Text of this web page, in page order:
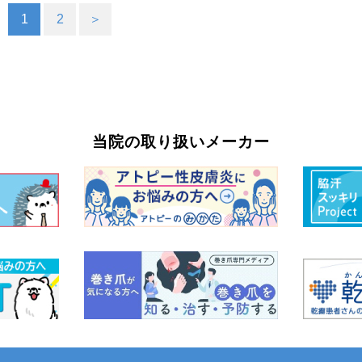
1 2 ＞
当院の取り扱いメーカー